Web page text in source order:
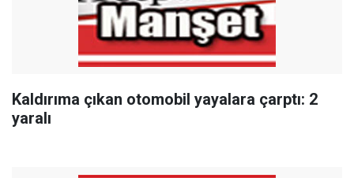
Kaldırıma çıkan otomobil yayalara çarptı: 2
yaralı